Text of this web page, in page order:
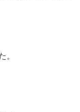
。